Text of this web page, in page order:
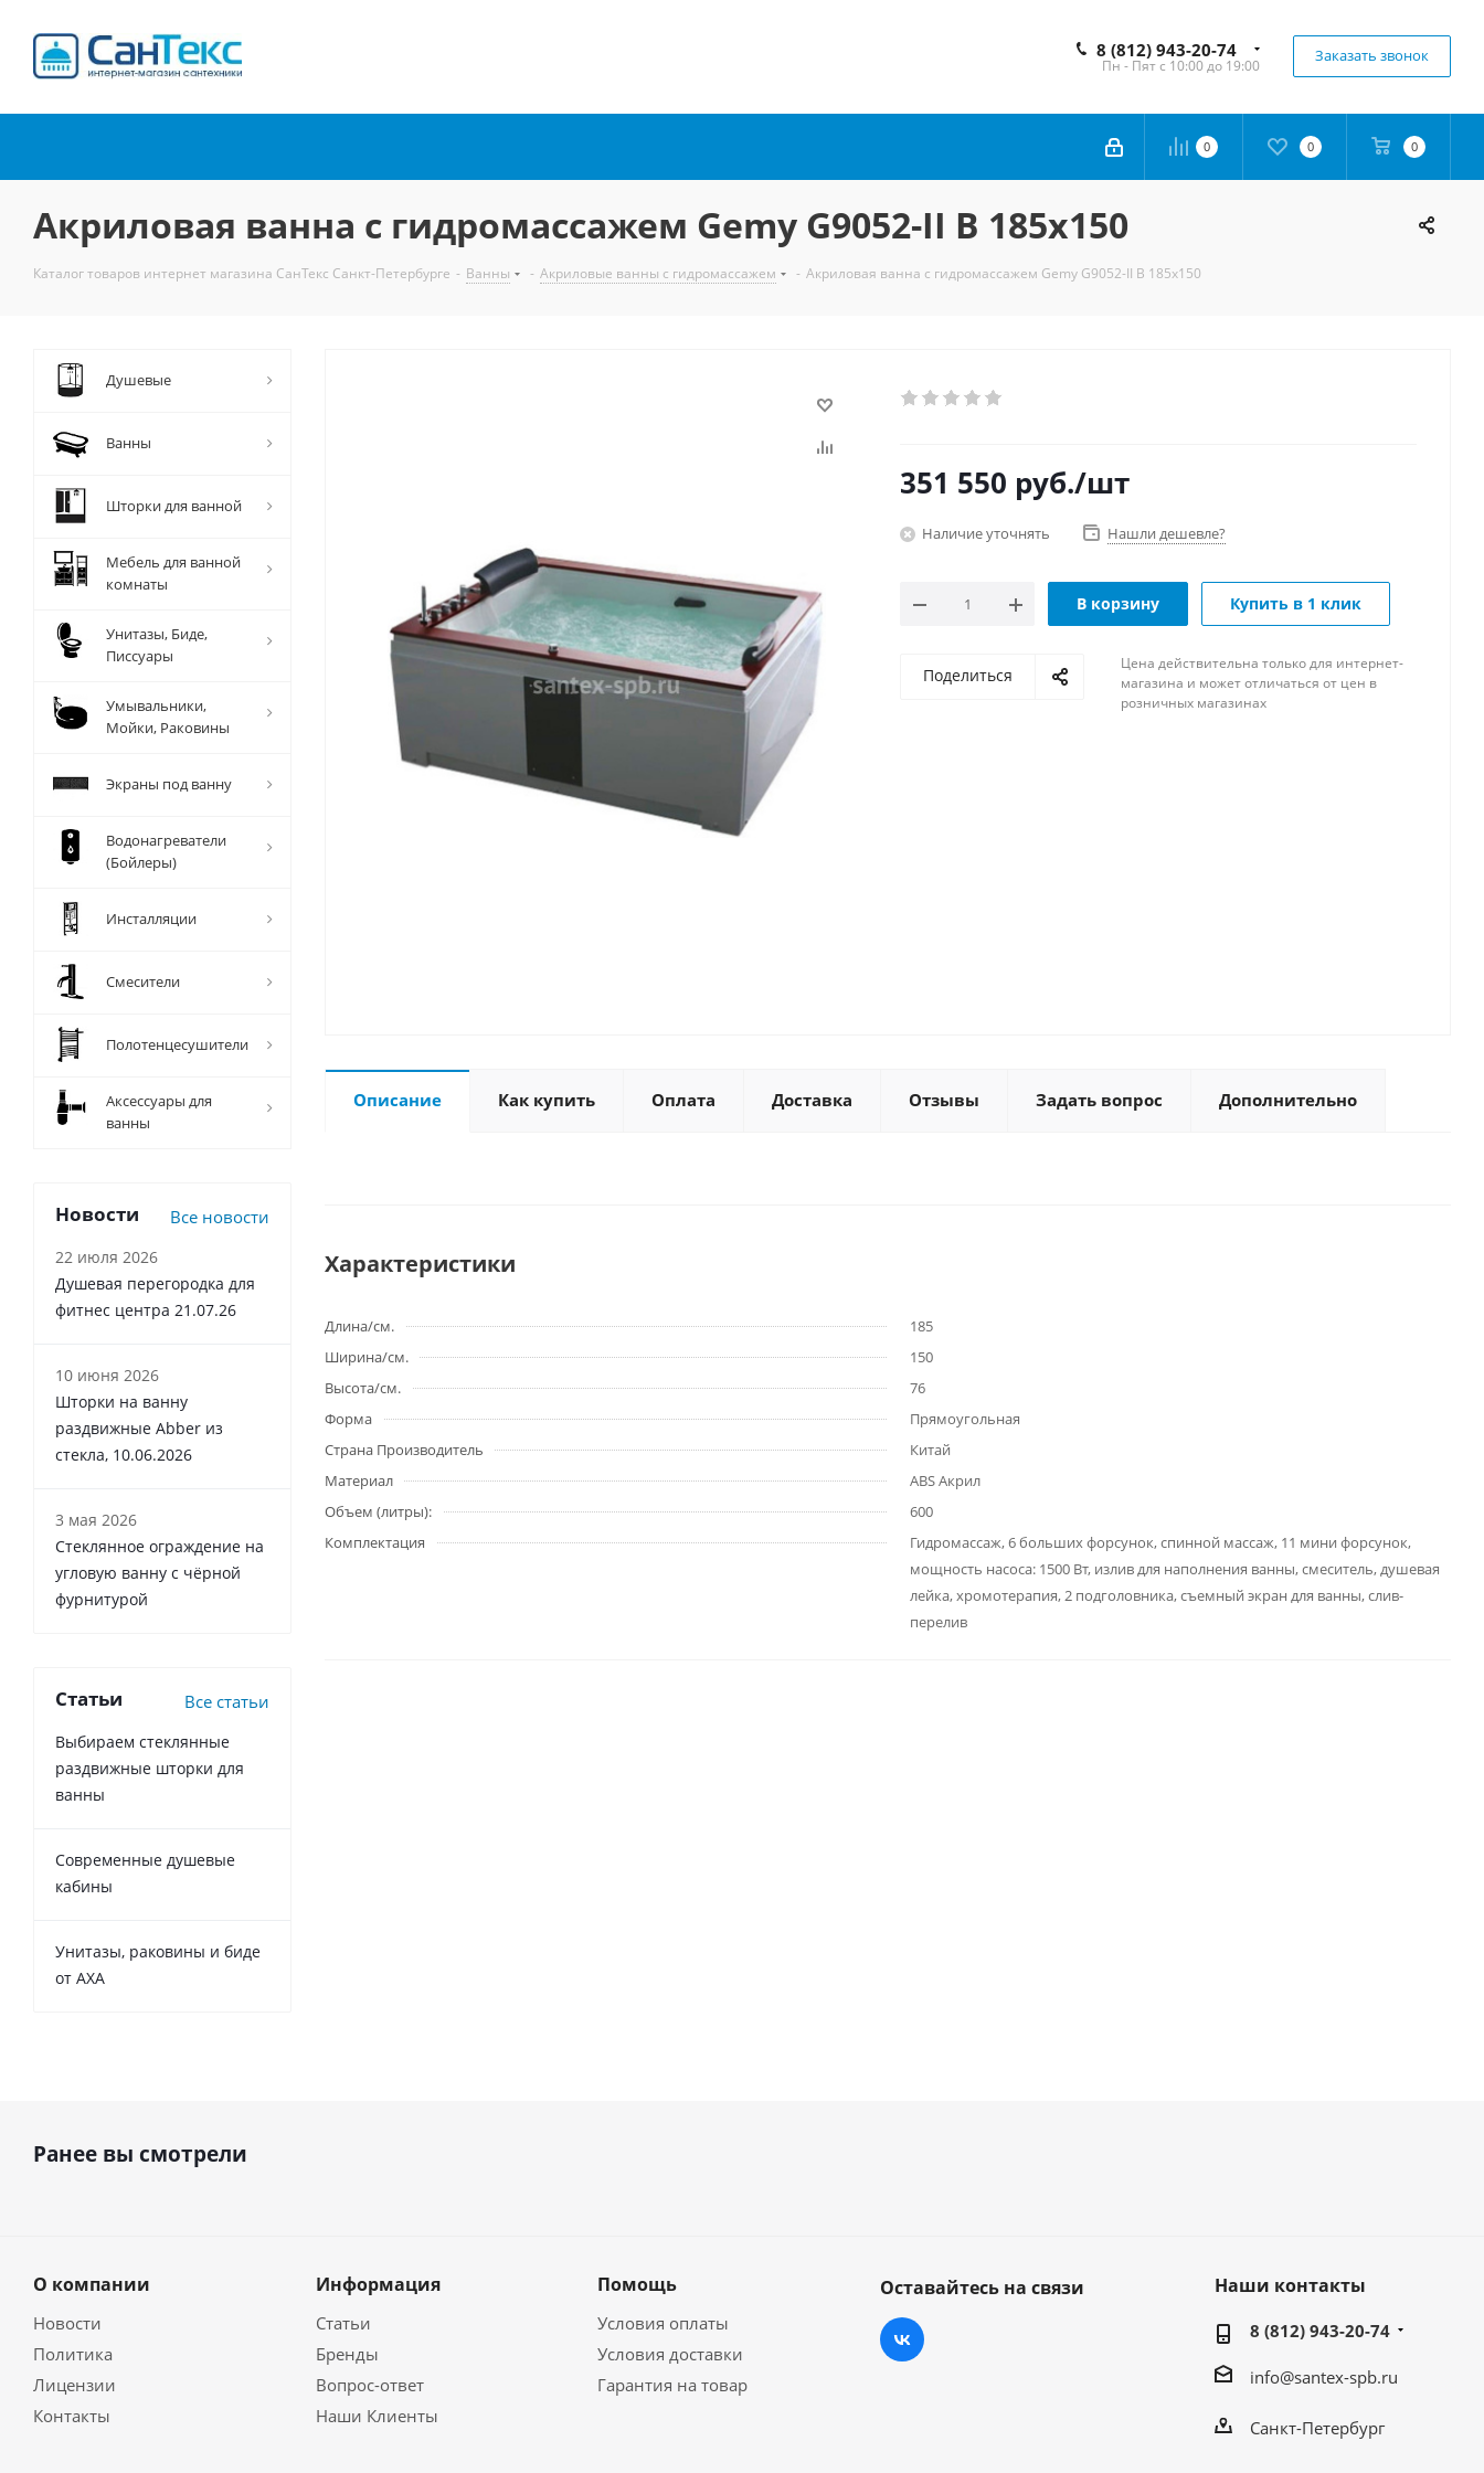
8 (812) 943-20-74
Пн - Пят с 10:00 до 19:00
Заказать звонок
0 0 0
Акриловая ванна с гидромассажем Gemy G9052-II B 185х150
Каталог товаров интернет магазина СанТекс Санкт-Петербурге - Ванны - Акриловые ванны с гидромассажем - Акриловая ванна с гидромассажем Gemy G9052-II B 185х150
351 550 руб./шт
Наличие уточнять Нашли дешевле?
В корзину Купить в 1 клик
Поделиться
Цена действительна только для интернет-
магазина и может отличаться от цен в
розничных магазинах
Описание Как купить Оплата Доставка Отзывы Задать вопрос Дополнительно
Характеристики
Длина/см.
185
Ширина/см.
150
Высота/см.
76
Форма
Прямоугольная
Страна Производитель
Китай
Материал
ABS Акрил
Объем (литры):
600
Комплектация
Гидромассаж, 6 больших форсунок, спинной массаж, 11 мини форсунок,
мощность насоса: 1500 Вт, излив для наполнения ванны, смеситель, душевая
лейка, хромотерапия, 2 подголовника, съемный экран для ванны, слив-
перелив
Душевые
Ванны
Шторки для ванной
Мебель для ванной
комнаты
Унитазы, Биде,
Писсуары
Умывальники,
Мойки, Раковины
Экраны под ванну
Водонагреватели
(Бойлеры)
Инсталляции
Смесители
Полотенцесушители
Аксессуары для
ванны
Новости Все новости
22 июля 2026
Душевая перегородка для
фитнес центра 21.07.26
10 июня 2026
Шторки на ванну
раздвижные Abber из
стекла, 10.06.2026
3 мая 2026
Стеклянное ограждение на
угловую ванну с чёрной
фурнитурой
Статьи Все статьи
Выбираем стеклянные
раздвижные шторки для
ванны
Современные душевые
кабины
Унитазы, раковины и биде
от AXA
Ранее вы смотрели
О компании
Новости
Политика
Лицензии
Контакты
Информация
Статьи
Бренды
Вопрос-ответ
Наши Клиенты
Помощь
Условия оплаты
Условия доставки
Гарантия на товар
Оставайтесь на связи Наши контакты
8 (812) 943-20-74
info@santex-spb.ru
Санкт-Петербург